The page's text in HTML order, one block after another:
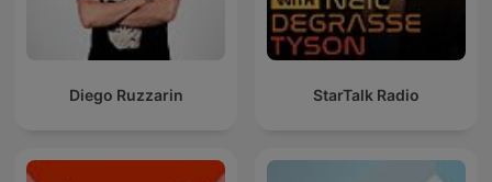
Diego Ruzzarin StarTalk Radio